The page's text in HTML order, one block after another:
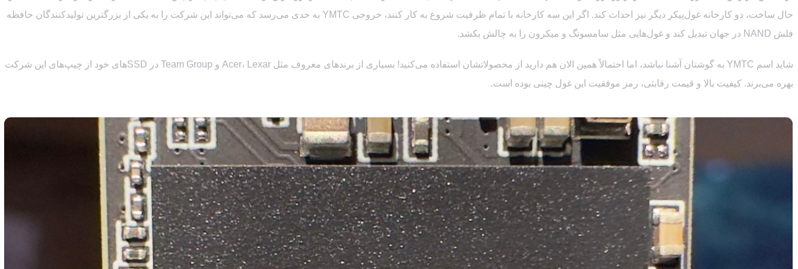
حال ساخت، دو کارخانه غول‌پیکر دیگر نیز احداث کند. اگر این سه کارخانه با تمام ظرفیت شروع به کار کنند، خروجی YMTC به حدی می‌رسد که می‌تواند این شرکت را به یکی از بزرگترین تولیدکنندگان حافظه
فلش NAND در جهان تبدیل کند و غول‌هایی مثل سامسونگ و میکرون را به چالش بکشد.
شاید اسم YMTC به گوشتان آشنا نباشد، اما احتمالاً همین الان هم دارید از محصولاتشان استفاده می‌کنید! بسیاری از برندهای معروف مثل Acer، Lexar و Team Group در SSDهای خود از چیپ‌های این شرکت
بهره می‌برند. کیفیت بالا و قیمت رقابتی، رمز موفقیت این غول چینی بوده است.